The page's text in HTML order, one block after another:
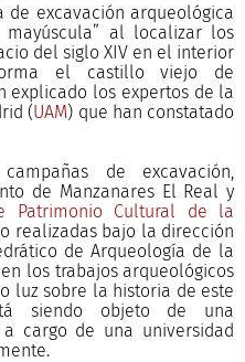
excavación arqueológica
mayúscula” al localizar los
del siglo XIV en el interior
el castillo viejo de
explicado los expertos de la
(UAM) que han constatado
de excavación,
de Manzanares El Real y
Patrimonio Cultural de la
realizadas bajo la dirección
de Arqueología de la
los trabajos arqueológicos
luz sobre la historia de este
siendo objeto de una
cargo de una universidad